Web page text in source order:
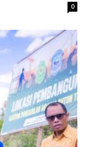
0